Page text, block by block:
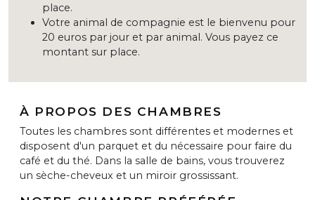
place.
Votre animal de compagnie est le bienvenu pour
20 euros par jour et par animal. Vous payez ce
montant sur place.
À PROPOS DES CHAMBRES
Toutes les chambres sont différentes et modernes et
disposent d'un parquet et du nécessaire pour faire du
café et du thé. Dans la salle de bains, vous trouverez
un sèche-cheveux et un miroir grossissant.